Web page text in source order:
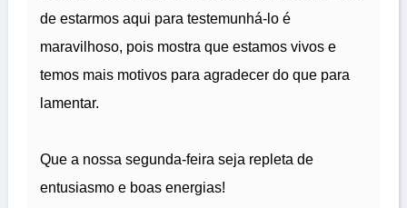
de estarmos aqui para testemunhá-lo é
maravilhoso, pois mostra que estamos vivos e
temos mais motivos para agradecer do que para
lamentar.
Que a nossa segunda-feira seja repleta de
entusiasmo e boas energias!